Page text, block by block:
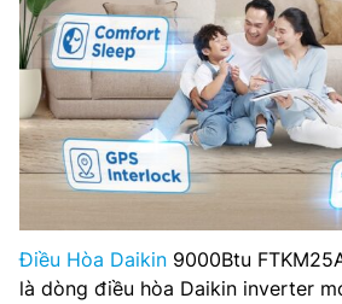
Điều Hòa Daikin 9000Btu
là dòng điều hòa Daikin inverter